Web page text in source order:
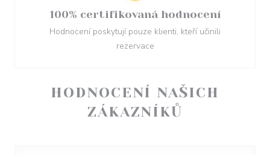
HODNOCENÍ NAŠICH
ZÁKAZNÍKŮ
100% certifikovaná hodnocení
Hodnocení poskytují pouze klienti, kteří učinili
rezervace